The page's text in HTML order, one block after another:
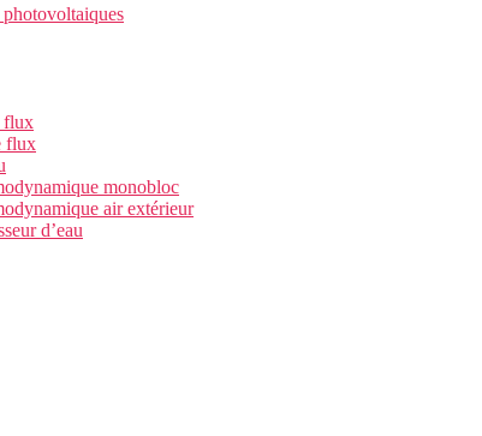
photovoltaiques
flux
flux
monobloc
air extérieur
d’eau